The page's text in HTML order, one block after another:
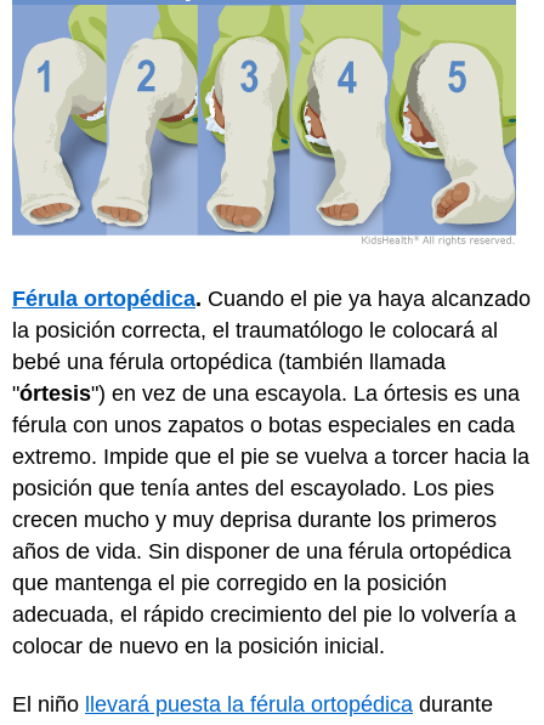
Férula ortopédica. Cuando el pie ya haya alcanzado
la posición correcta, el traumatólogo le colocará al
bebé una férula ortopédica (también llamada
"órtesis") en vez de una escayola. La órtesis es una
férula con unos zapatos o botas especiales en cada
extremo. Impide que el pie se vuelva a torcer hacia la
posición que tenía antes del escayolado. Los pies
crecen mucho y muy deprisa durante los primeros
años de vida. Sin disponer de una férula ortopédica
que mantenga el pie corregido en la posición
adecuada, el rápido crecimiento del pie lo volvería a
colocar de nuevo en la posición inicial.
El niño llevará puesta la férula ortopédica durante